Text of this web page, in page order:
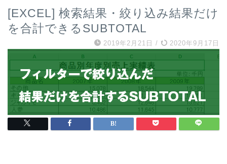
[EXCEL] 検索結果・絞り込み結果だけ
を合計できるSUBTOTAL
2019年2月21日 / 2020年9月17日